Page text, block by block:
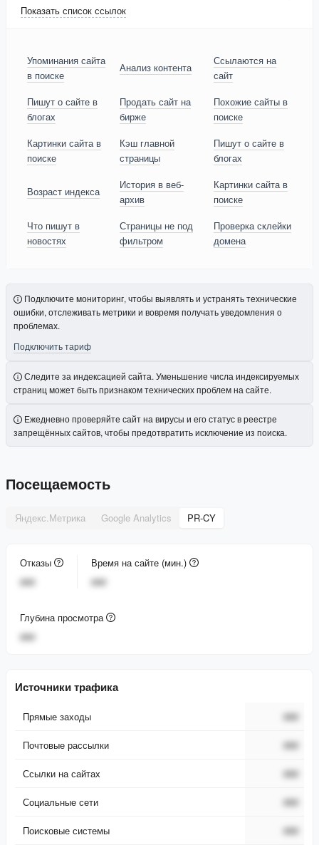
Показать список ссылок
Упоминания сайта
в поиске
Анализ контента
Ссылаются на
сайт
Пишут о сайте в
блогах
Продать сайт на
бирже
Похожие сайты в
поиске
Картинки сайта в
поиске
Кэш главной
страницы
Пишут о сайте в
блогах
Возраст индекса
История в веб-
архив
Картинки сайта в
поиске
Что пишут в
новостях
Страницы не под
фильтром
Проверка склейки
домена
Подключите мониторинг, чтобы выявлять и устранять технические
ошибки, отслеживать метрики и вовремя получать уведомления о
проблемах.
Подключить тариф
Следите за индексацией сайта. Уменьшение числа индексируемых
страниц может быть признаком технических проблем на сайте.
Ежедневно проверяйте сайт на вирусы и его статус в реестре
запрещённых сайтов, чтобы предотвратить исключение из поиска.
Посещаемость
Яндекс.Метрика Google Analytics PR-CY
Отказы
###
Время на сайте (мин.)
###
Глубина просмотра
###
Источники трафика
Прямые заходы ###
Почтовые рассылки ###
Ссылки на сайтах ###
Социальные сети ###
Поисковые системы ###